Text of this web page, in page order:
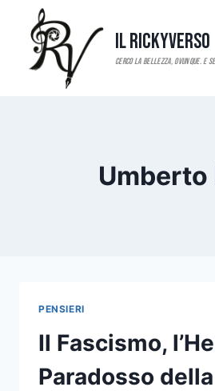
contenuto
Il RickyVerso
Umberto
PENSIERI
Il Fascismo,
Paradosso